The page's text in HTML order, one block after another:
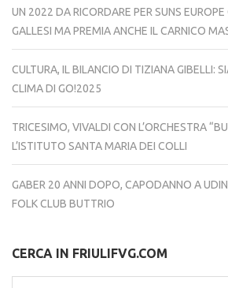
UN 2022 DA RICORDARE PER SUNS
GALLESI MA PREMIA ANCHE IL CARNICO
CULTURA, IL BILANCIO DI TIZIANA GIBELLI:
CLIMA DI GO!2025
TRICESIMO, VIVALDI CON L’ORCHESTRA
L’ISTITUTO SANTA MARIA DEI COLLI
GABER 20 ANNI DOPO, CAPODANNO A
FOLK CLUB BUTTRIO
CERCA IN FRIULIFVG.COM